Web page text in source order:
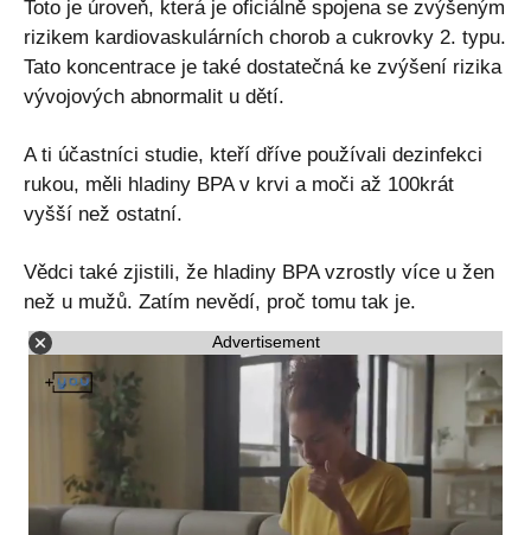
Toto je úroveň, která je oficiálně spojena se zvýšeným
rizikem kardiovaskulárních chorob a cukrovky 2. typu.
Tato koncentrace je také dostatečná ke zvýšení rizika
vývojových abnormalit u dětí.
A ti účastníci studie, kteří dříve používali dezinfekci
rukou, měli hladiny BPA v krvi a moči až 100krát
vyšší než ostatní.
Vědci také zjistili, že hladiny BPA vzrostly více u žen
než u mužů. Zatím nevědí, proč tomu tak je.
Advertisement